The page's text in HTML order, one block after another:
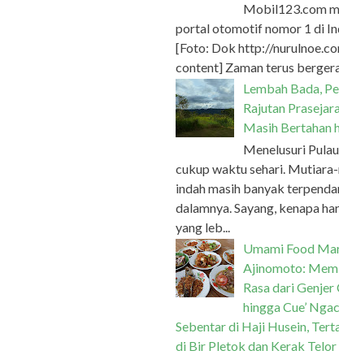
Mobil123.com
portal otomotif nomor 1 di
[Foto: Dok http://
content] Zaman terus
Lembah Bada,
Rajutan
Masih Bertahan
Menelusuri
cukup waktu sehari.
indah masih banyak
dalamnya. Sayang, kenapa
yang leb...
Umami Food
Ajinomoto:
Rasa dari Genjer
hingga Cue’
Sebentar di Haji Husein,
di Bir Pletok dan Kerak Telor